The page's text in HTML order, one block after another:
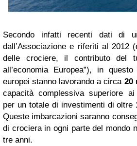
Secondo infatti recenti dati di
dall’Associazione e riferiti al 2012
delle crociere, il contributo del
all’economia Europea”), in
europei stanno lavorando a circa 20
capacità complessiva superiore ai
per un totale di investimenti di oltre
Queste imbarcazioni saranno
di crociera in ogni parte del mondo
tre anni.